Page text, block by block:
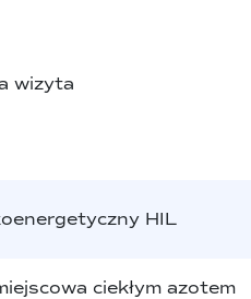
wizyta
HIL
ciekłym azotem